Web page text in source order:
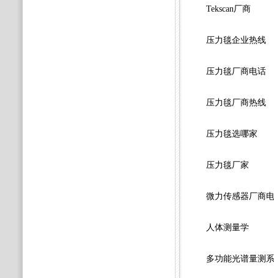
Tekscan厂商
压力毯企业热线
压力毯厂商电话
压力毯厂商热线
压力毯选哪家
压力毯厂家
微力传感器厂商
人体测量学
多功能光谱量测